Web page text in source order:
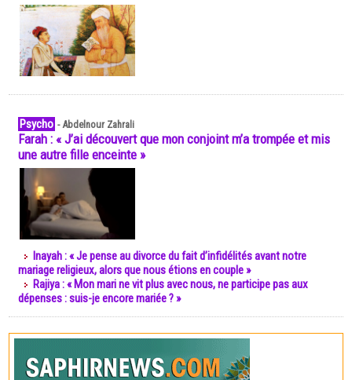
Psycho -Abdelnour Zahrali
Farah : « J’ai découvert que mon conjoint m’a trompée et mis
une autre fille enceinte »
Inayah : « Je pense au divorce du fait d’infidélités avant notre
mariage religieux, alors que nous étions en couple »
Rajiya : « Mon mari ne vit plus avec nous, ne participe pas aux
dépenses : suis-je encore mariée ? »